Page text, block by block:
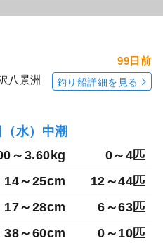
八景洲
99日前
釣り船詳細を見る
水）中潮
～3.60kg 0～4匹
14～25cm 12～44匹
17～28cm 6～63匹
38～60cm 0～10匹